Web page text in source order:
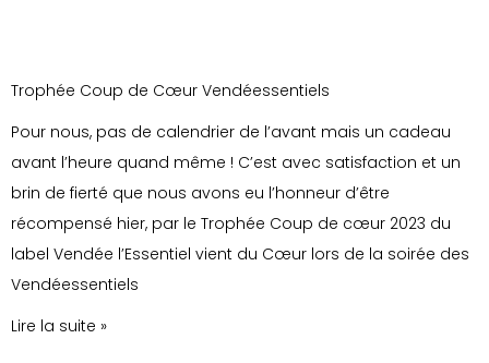
Trophée Coup de Cœur Vendéessentiels
Pour nous, pas de calendrier de l’avant mais un cadeau
avant l’heure quand même ! C’est avec satisfaction et un
brin de fierté que nous avons eu l’honneur d’être
récompensé hier, par le Trophée Coup de cœur 2023 du
label Vendée l’Essentiel vient du Cœur lors de la soirée des
Vendéessentiels
Lire la suite »